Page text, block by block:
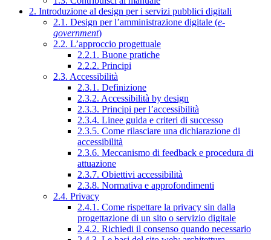
2. Introduzione al design per i servizi pubblici digitali
2.1. Design per l’amministrazione digitale (e-
government)
2.2. L’approccio progettuale
2.2.1. Buone pratiche
2.2.2. Principi
2.3. Accessibilità
2.3.1. Definizione
2.3.2. Accessibilità by design
2.3.3. Principi per l’accessibilità
2.3.4. Linee guida e criteri di successo
2.3.5. Come rilasciare una dichiarazione di
accessibilità
2.3.6. Meccanismo di feedback e procedura di
attuazione
2.3.7. Obiettivi accessibilità
2.3.8. Normativa e approfondimenti
2.4. Privacy
2.4.1. Come rispettare la privacy sin dalla
progettazione di un sito o servizio digitale
2.4.2. Richiedi il consenso quando necessario